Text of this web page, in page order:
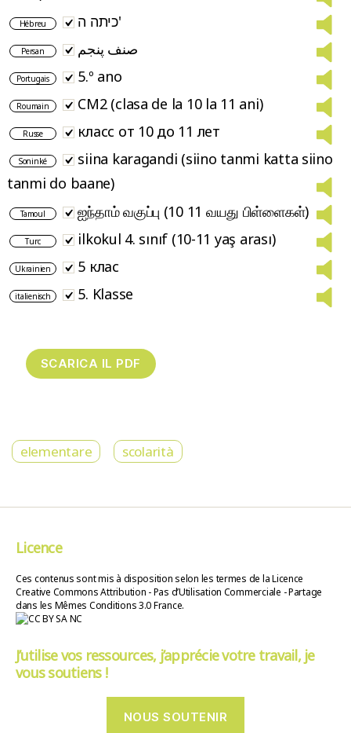
Hébreu כיתה ה'
Persan صنف پنجم
Portugais 5.º ano
Roumain CM2 (clasa de la 10 la 11 ani)
Russe класс от 10 до 11 лет
Soninké
siina karagandi (siino tanmi katta siino
tanmi do baane)
Tamoul ஐந்தாம் வகுப்பு (10 11 வயது பிள்ளைகள்)
Turc ilkokul 4. sınıf (10-11 yaş arası)
Ukrainien 5 клас
italienisch 5. Klasse
elementare scolarità
Licence
Ces contenus sont mis à disposition selon les termes de la Licence
Creative Commons Attribution - Pas d’Utilisation Commerciale - Partage
dans les Mêmes Conditions 3.0 France.
J’utilise vos ressources, j’apprécie votre travail, je
vous soutiens !
NOUS SOUTENIR